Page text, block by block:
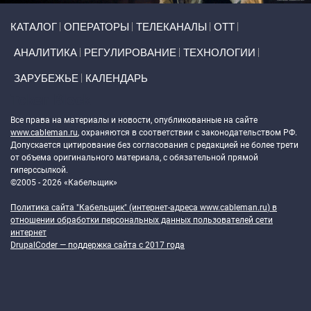
КАТАЛОГ ОПЕРАТОРЫ ТЕЛЕКАНАЛЫ ОТТ
АНАЛИТИКА РЕГУЛИРОВАНИЕ ТЕХНОЛОГИИ
ЗАРУБЕЖЬЕ КАЛЕНДАРЬ
Все права на материалы и новости, опубликованные на сайте
www.cableman.ru, охраняются в соответствии с законодательством РФ.
Допускается цитирование без согласования с редакцией не более трети
от объема оригинального материала, с обязательной прямой
гиперссылкой.
©2005 - 2026 «Кабельщик»
Политика сайта "Кабельщик" (интернет-адреса www.cableman.ru) в
отношении обработки персональных данных пользователей сети
интернет
DrupalCoder — поддержка сайта c 2017 года